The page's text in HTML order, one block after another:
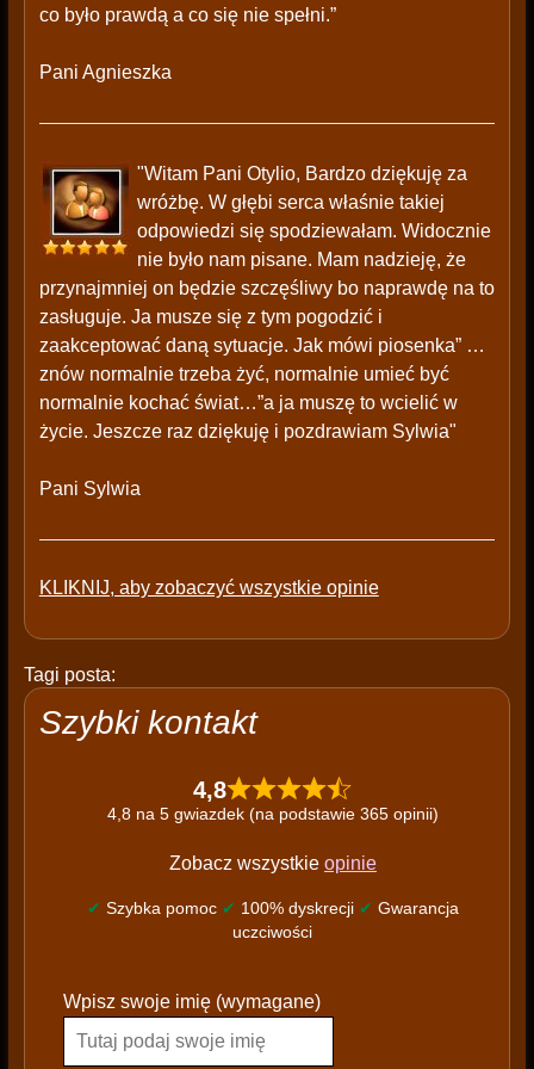
co było prawdą a co się nie spełni.”
Pani Agnieszka
"Witam Pani Otylio, Bardzo dziękuję za
wróżbę. W głębi serca właśnie takiej
odpowiedzi się spodziewałam. Widocznie
nie było nam pisane. Mam nadzieję, że
przynajmniej on będzie szczęśliwy bo naprawdę na to
zasługuje. Ja musze się z tym pogodzić i
zaakceptować daną sytuacje. Jak mówi piosenka” …
znów normalnie trzeba żyć, normalnie umieć być
normalnie kochać świat…”a ja muszę to wcielić w
życie. Jeszcze raz dziękuję i pozdrawiam Sylwia"
Pani Sylwia
KLIKNIJ, aby zobaczyć wszystkie opinie
Tagi posta:
Szybki kontakt
4,8
4,8 na 5 gwiazdek (na podstawie 365 opinii)
Zobacz wszystkie opinie
✔ Szybka pomoc ✔ 100% dyskrecji ✔ Gwarancja
uczciwości
l
Wpisz swoje imię (wymagane)